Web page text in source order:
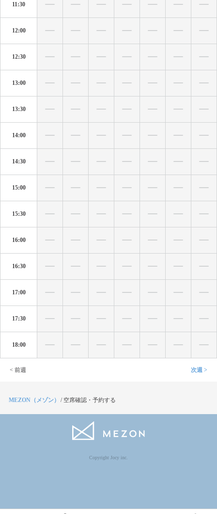
11:30
12:00
12:30
13:00
13:30
14:00
14:30
15:00
15:30
16:00
16:30
17:00
17:30
18:00
< 前週 次週 >
MEZON（メゾン） / 空席確認・予約する
Copyright Jocy inc.